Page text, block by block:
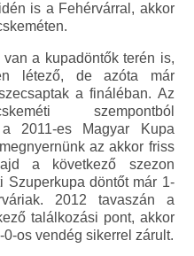
is a Fehérvárral, akkor
a kupadöntők terén is,
létező, de azóta már
a fináléban. Az
szempontból
a 2011-es Magyar Kupa
az akkor friss
a következő szezon
Szuperkupa döntőt már 1-
2012 tavaszán a
találkozási pont, akkor
os vendég sikerrel zárult.